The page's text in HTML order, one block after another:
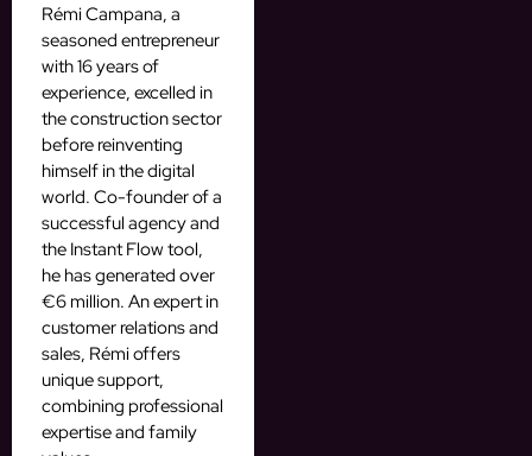
Rémi Campana, a
seasoned entrepreneur
with 16 years of
experience, excelled in
the construction sector
before reinventing
himself in the digital
world. Co-founder of a
successful agency and
the Instant Flow tool,
he has generated over
€6 million. An expert in
customer relations and
sales, Rémi offers
unique support,
combining professional
expertise and family